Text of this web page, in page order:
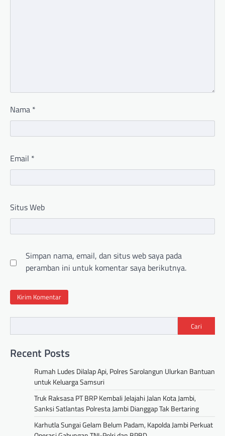
Nama *
Email *
Situs Web
Simpan nama, email, dan situs web saya pada
peramban ini untuk komentar saya berikutnya.
Cari
Recent Posts
Rumah Ludes Dilalap Api, Polres Sarolangun Ulurkan Bantuan
untuk Keluarga Samsuri
Truk Raksasa PT BRP Kembali Jelajahi Jalan Kota Jambi,
Sanksi Satlantas Polresta Jambi Dianggap Tak Bertaring
Karhutla Sungai Gelam Belum Padam, Kapolda Jambi Perkuat